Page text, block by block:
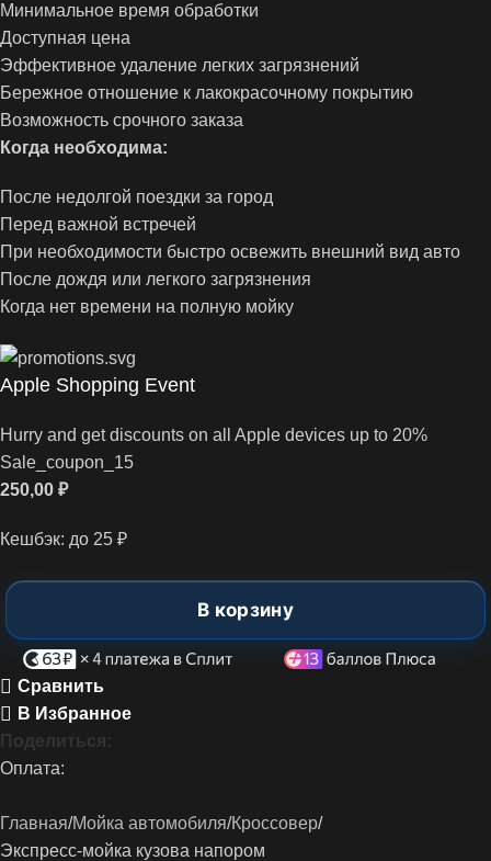
Минимальное время обработки
Доступная цена
Эффективное удаление легких загрязнений
Бережное отношение к лакокрасочному покрытию
Возможность срочного заказа
Когда необходима:
После недолгой поездки за город
Перед важной встречей
При необходимости быстро освежить внешний вид авто
После дождя или легкого загрязнения
Когда нет времени на полную мойку
Apple Shopping Event
Hurry and get discounts on all Apple devices up to 20%
Sale_coupon_15
250,00 ₽
Кешбэк: до 25 ₽
В корзину
Сравнить
В Избранное
Поделиться:
Оплата:
Главная Мойка автомобиля Кроссовер
Экспресс-мойка кузова напором